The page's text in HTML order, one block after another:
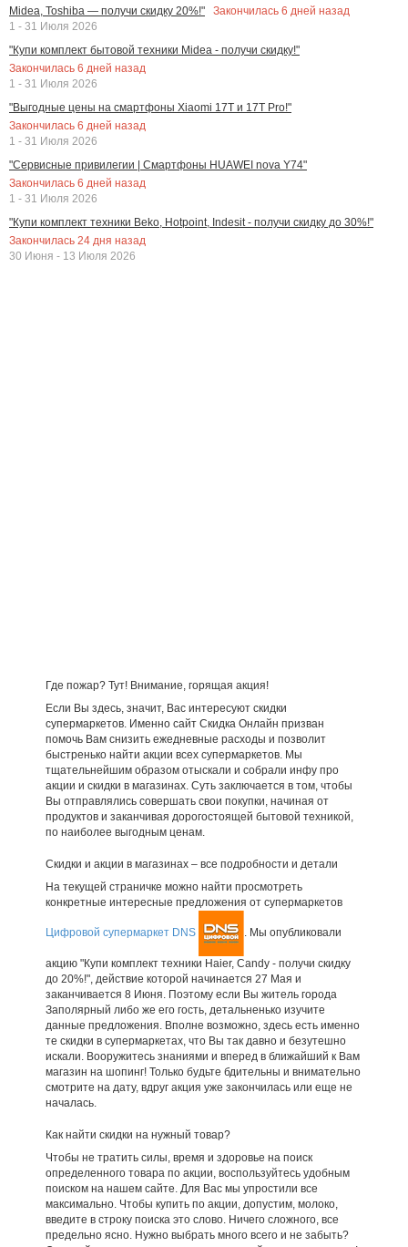
Midea, Toshiba — получи скидку 20%!"
Закончилась 6 дней назад
1 - 31 Июля 2026
"Купи комплект бытовой техники Midea - получи скидку!"
Закончилась 6 дней назад
1 - 31 Июля 2026
"Выгодные цены на смартфоны Xiaomi 17T и 17T Pro!"
Закончилась 6 дней назад
1 - 31 Июля 2026
"Сервисные привилегии | Смартфоны HUAWEI nova Y74"
Закончилась 6 дней назад
1 - 31 Июля 2026
"Купи комплект техники Beko, Hotpoint, Indesit - получи скидку до 30%!"
Закончилась 24 дня назад
30 Июня - 13 Июля 2026
Где пожар? Тут! Внимание, горящая акция!
Если Вы здесь, значит, Вас интересуют скидки
супермаркетов. Именно сайт Скидка Онлайн призван
помочь Вам снизить ежедневные расходы и позволит
быстренько найти акции всех супермаркетов. Мы
тщательнейшим образом отыскали и собрали инфу про
акции и скидки в магазинах. Суть заключается в том, чтобы
Вы отправлялись совершать свои покупки, начиная от
продуктов и заканчивая дорогостоящей бытовой техникой,
по наиболее выгодным ценам.
Скидки и акции в магазинах – все подробности и детали
На текущей страничке можно найти просмотреть
конкретные интересные предложения от супермаркетов
Цифровой супермаркет DNS . Мы опубликовали
акцию "Купи комплект техники Haier, Candy - получи скидку
до 20%!", действие которой начинается 27 Мая и
заканчивается 8 Июня. Поэтому если Вы житель города
Заполярный либо же его гость, детальненько изучите
данные предложения. Вполне возможно, здесь есть именно
те скидки в супермаркетах, что Вы так давно и безутешно
искали. Вооружитесь знаниями и вперед в ближайший к Вам
магазин на шопинг! Только будьте бдительны и внимательно
смотрите на дату, вдруг акция уже закончилась или еще не
началась.
Как найти скидки на нужный товар?
Чтобы не тратить силы, время и здоровье на поиск
определенного товара по акции, воспользуйтесь удобным
поиском на нашем сайте. Для Вас мы упростили все
максимально. Чтобы купить по акции, допустим, молоко,
введите в строку поиска это слово. Ничего сложного, все
предельно ясно. Нужно выбрать много всего и не забыть?